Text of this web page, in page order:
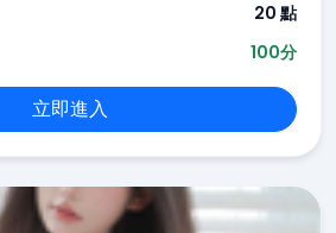
20 點
100分
立即進入